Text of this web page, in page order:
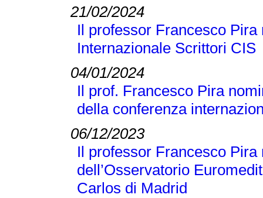
21/02/2024
Il professor Francesco
Internazionale Scrittori CIS
04/01/2024
Il prof. Francesco Pira
della conferenza
06/12/2023
Il professor Francesco
dell’Osservatorio
Carlos di Madrid